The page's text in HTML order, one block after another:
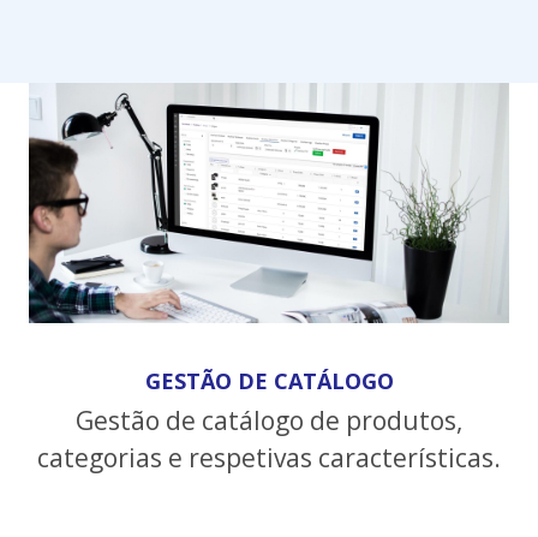
GESTÃO DE CATÁLOGO
Gestão de catálogo de produtos,
categorias e respetivas características.